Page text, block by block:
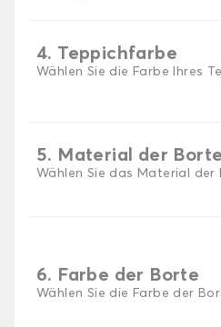
4. Teppichfarbe
Wählen Sie die Farbe Ihres
5. Material der
Wählen Sie das Material der
6. Farbe der Borte
Wählen Sie die Farbe der